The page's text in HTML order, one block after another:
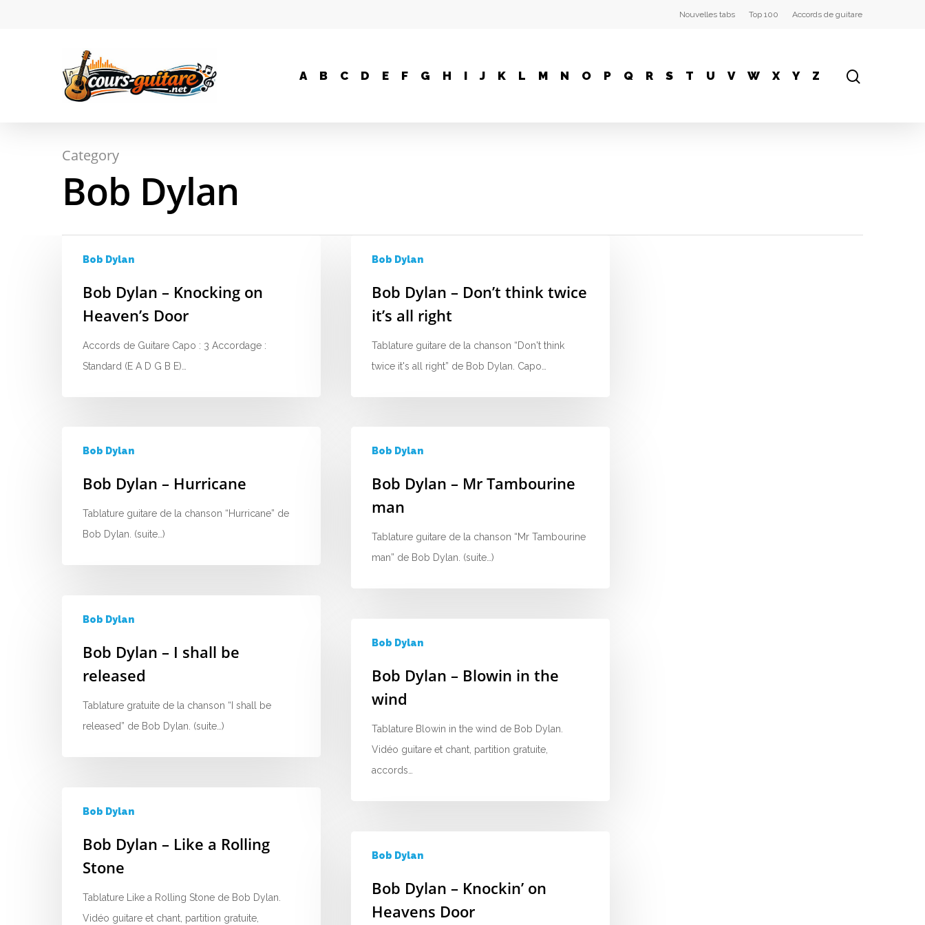
Nouvelles tabs Top 100 Accords de guitare
A B C D E F G H I J K L M N O P Q R S T U V W X Y Z
Category
Bob Dylan
Bob Dylan
Bob Dylan – Knocking on
Heaven’s Door
Accords de Guitare Capo : 3 Accordage :
Standard (E A D G B E)…
Bob Dylan
Bob Dylan – Don’t think twice
it’s all right
Tablature guitare de la chanson “Don't think
twice it's all right” de Bob Dylan. Capo…
Bob Dylan
Bob Dylan – Hurricane
Tablature guitare de la chanson “Hurricane” de
Bob Dylan. (suite…)
Bob Dylan
Bob Dylan – Mr Tambourine
man
Tablature guitare de la chanson “Mr Tambourine
man” de Bob Dylan. (suite…)
Bob Dylan
Bob Dylan – I shall be
released
Tablature gratuite de la chanson “I shall be
released” de Bob Dylan. (suite…)
Bob Dylan
Bob Dylan – Blowin in the
wind
Tablature Blowin in the wind de Bob Dylan.
Vidéo guitare et chant, partition gratuite,
accords…
Bob Dylan
Bob Dylan – Like a Rolling
Stone
Tablature Like a Rolling Stone de Bob Dylan.
Vidéo guitare et chant, partition gratuite,
Bob Dylan
Bob Dylan – Knockin’ on
Heavens Door